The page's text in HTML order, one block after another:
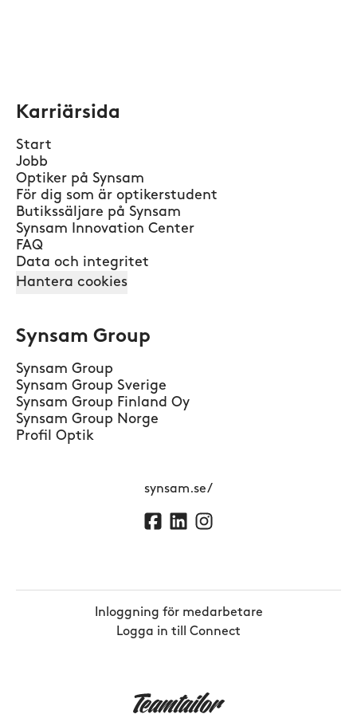
Karriärsida
Start
Jobb
Optiker på Synsam
För dig som är optikerstudent
Butikssäljare på Synsam
Synsam Innovation Center
FAQ
Data och integritet
Hantera cookies
Synsam Group
Synsam Group
Synsam Group Sverige
Synsam Group Finland Oy
Synsam Group Norge
Profil Optik
synsam.se/
Inloggning för medarbetare
Logga in till Connect